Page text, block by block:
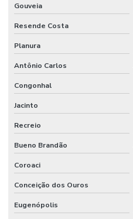
Gouveia
Resende Costa
Planura
Antônio Carlos
Congonhal
Jacinto
Recreio
Bueno Brandão
Coroaci
Conceição dos Ouros
Eugenópolis